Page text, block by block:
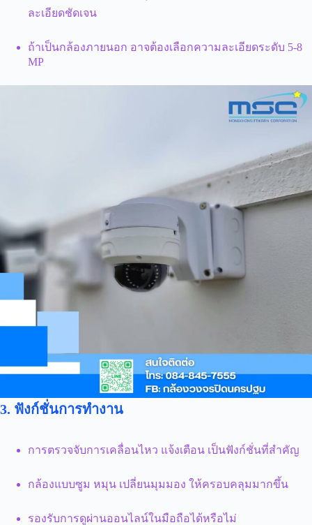
ละเอียดชัดเจน
ถ้าเป็นกล้องภายนอก อาจต้องเลือกความละเอียดระดับ 5-8
MP
3. ฟังก์ชั่นการทำงาน
การตรวจจับการเคลื่อนไหว แจ้งเตือน เป็นฟังก์ชั่นที่สำคัญ
กล้องแบบซูม หมุน เปลี่ยนมุมมอง ให้ครอบคลุมมากขึ้น
รองรับการดูผ่านออนไลน์ในมือถือได้หรือไม่